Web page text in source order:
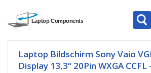
Laptop Bildschirm Sony Vaio
Display 13,3“ 20Pin WXGA CCFL